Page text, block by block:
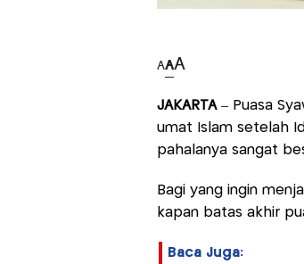
AAA
JAKARTA – Puasa
umat Islam setelah
pahalanya sangat
Bagi yang ingin
kapan batas akhir
Baca Juga: